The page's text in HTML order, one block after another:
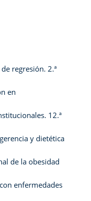
regresión. 2.ª
en
12.ª
y dietética
de la obesidad
enfermedades